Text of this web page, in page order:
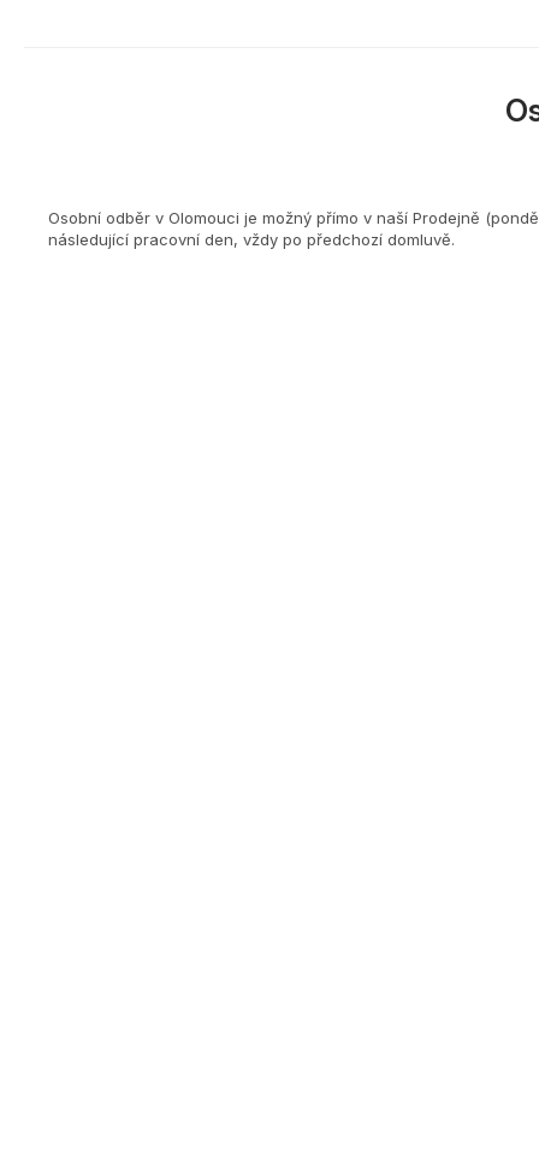
Osobní odběr v Olomouci je možný přímo v naší Prodejně
následující pracovní den, vždy po předchozí domluvě.